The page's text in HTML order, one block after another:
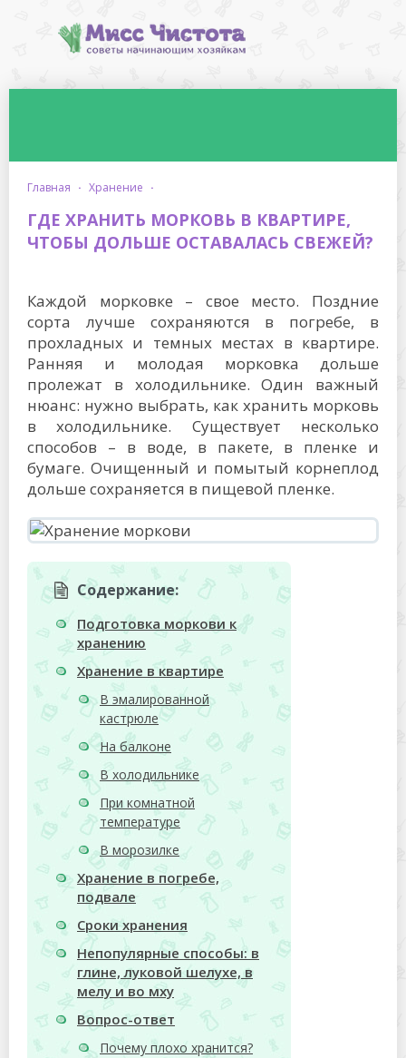
главная · хранение ·
ГДЕ ХРАНИТЬ МОРКОВЬ В КВАРТИРЕ,
ЧТОБЫ ДОЛЬШЕ ОСТАВАЛАСЬ СВЕЖЕЙ?
Каждой морковке – свое место. Поздние
сорта лучше сохраняются в погребе, в
прохладных и темных местах в квартире.
Ранняя и молодая морковка дольше
пролежат в холодильнике. Один важный
нюанс: нужно выбрать, как хранить морковь
в холодильнике. Существует несколько
способов – в воде, в пакете, в пленке и
бумаге. Очищенный и помытый корнеплод
дольше сохраняется в пищевой пленке.
Содержание:
Подготовка моркови к
хранению
Хранение в квартире
В эмалированной
кастрюле
На балконе
В холодильнике
При комнатной
температуре
В морозилке
Хранение в погребе,
подвале
Сроки хранения
Непопулярные способы: в
глине, луковой шелухе, в
мелу и во мху
Вопрос-ответ
Почему плохо хранится?